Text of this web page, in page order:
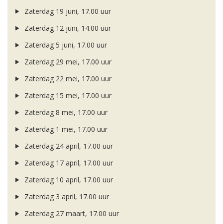
Zaterdag 19 juni, 17.00 uur
Zaterdag 12 juni, 14.00 uur
Zaterdag 5 juni, 17.00 uur
Zaterdag 29 mei, 17.00 uur
Zaterdag 22 mei, 17.00 uur
Zaterdag 15 mei, 17.00 uur
Zaterdag 8 mei, 17.00 uur
Zaterdag 1 mei, 17.00 uur
Zaterdag 24 april, 17.00 uur
Zaterdag 17 april, 17.00 uur
Zaterdag 10 april, 17.00 uur
Zaterdag 3 april, 17.00 uur
Zaterdag 27 maart, 17.00 uur